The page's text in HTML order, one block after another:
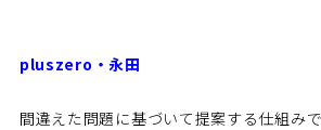
pluszero・永田
間違えた問題に基づいて提案する仕組み